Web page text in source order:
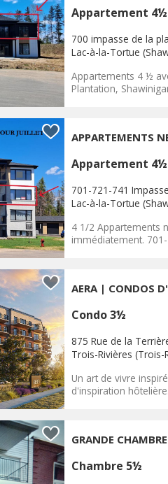
Appartement 4½
700 impasse de la
Lac-à-la-Tortue
Appartements 4 ½
Plantation,
APPARTEMENTS
Appartement 4½
701-721-741
Lac-à-la-Tortue
4 1/2 Appartements
immédiatement.
AERA | CONDOS
Condo 3½
875 Rue de la
Trois-Rivières (Trois-
Un art de vivre
d'inspiration
GRANDE
Chambre 5½